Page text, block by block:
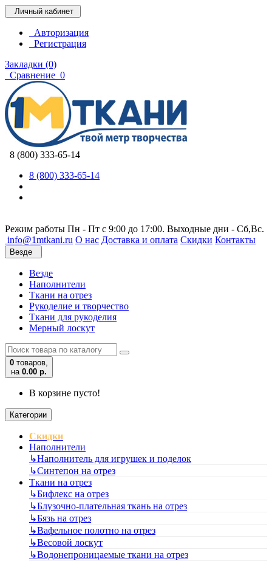
Личный кабинет
Авторизация
Регистрация
Закладки (0)
Сравнение 0
8 (800) 333-65-14
8 (800) 333-65-14
Режим работы Пн - Пт с 9:00 до 17:00. Выходные дни - Сб,Вс.
info@1mtkani.ru О нас Доставка и оплата Скидки Контакты
Везде
Везде
Наполнители
Ткани на отрез
Рукоделие и творчество
Ткани для рукоделия
Мерный лоскут
0 товаров,
на 0.00 р.
В корзине пусто!
Категории
Скидки
Наполнители
↳Наполнитель для игрушек и поделок
↳Синтепон на отрез
Ткани на отрез
↳Бифлекс на отрез
↳Блузочно-плательная ткань на отрез
↳Бязь на отрез
↳Вафельное полотно на отрез
↳Весовой лоскут
↳Водонепроницаемые ткани на отрез